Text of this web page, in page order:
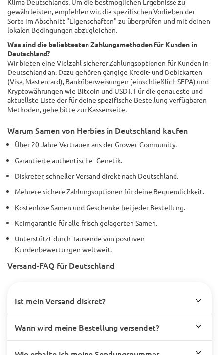
gewährleisten, empfehlen wir, die spezifischen Vorlieben der
Sorte im Abschnitt "Eigenschaften" zu überprüfen und mit deinen
lokalen Bedingungen abzugleichen.
Was sind die beliebtesten Zahlungsmethoden für Kunden in
Deutschland?
Wir bieten eine Vielzahl sicherer Zahlungsoptionen für Kunden in
Deutschland an. Dazu gehören gängige Kredit- und Debitkarten
(Visa, Mastercard), Banküberweisungen (einschließlich SEPA) und
Kryptowährungen wie Bitcoin und USDT. Für die genaueste und
aktuellste Liste der für deine spezifische Bestellung verfügbaren
Methoden, gehe bitte zur Kassenseite.
Warum Samen von Herbies in Deutschland kaufen
Über 20 Jahre Vertrauen aus der Grower-Community.
Garantierte authentische -Genetik.
Diskreter, schneller Versand direkt nach Deutschland.
Mehrere sichere Zahlungsoptionen für deine Bequemlichkeit.
Kostenlose Samen und Geschenke bei jeder Bestellung.
Keimgarantie für alle frisch gelagerten Samen.
Unterstützt durch Tausende von positiven
Kundenbewertungen weltweit.
Versand-FAQ für Deutschland
Ist mein Versand diskret?
Wann wird meine Bestellung versendet?